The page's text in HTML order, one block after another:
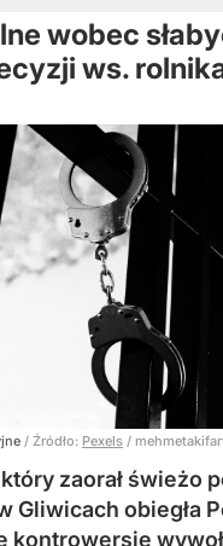
wobec
ws.
/ Źródło: Pexels /
zaorał świeżo
Gliwicach obiegła
kontrowersje